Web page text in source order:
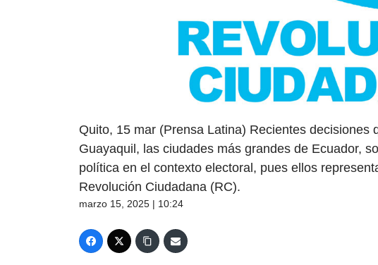
Quito, 15 mar (Prensa Latina) Recientes decisiones
Guayaquil, las ciudades más grandes de Ecuador,
política en el contexto electoral, pues ellos
Revolución Ciudadana (RC).
marzo 15, 2025 | 10:24